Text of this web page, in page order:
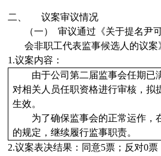
二、
议案审议情况
（一）
审议通过 《关于提名尹
会非职工代表监事候选人的议案
1.议案内容：
由于公司第二届监事会任期已
对相关人员任职资格进行审核，拟
生效。
为了确保监事会的正常运作，
的规定，继续履行监事职责。
2.议案表决结果：同意5票； 反对0票